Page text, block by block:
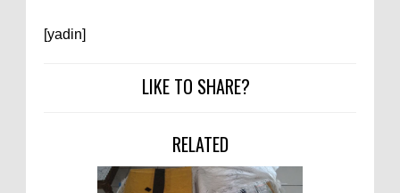
[yadin]
LIKE TO SHARE?
RELATED